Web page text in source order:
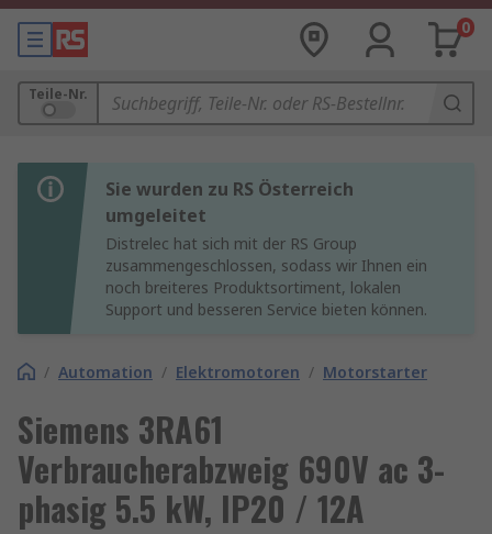
0
Teile-Nr.
Sie wurden zu RS Österreich
umgeleitet
Distrelec hat sich mit der RS Group
zusammengeschlossen, sodass wir Ihnen ein
noch breiteres Produktsortiment, lokalen
Support und besseren Service bieten können.
/ Automation / Elektromotoren / Motorstarter
Siemens 3RA61
Verbraucherabzweig 690V ac 3-
phasig 5.5 kW, IP20 / 12A